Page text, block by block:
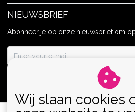
NIEUWSBRIEF
Abonneer je op onze nieuwsbrief om
Wij slaan cookies